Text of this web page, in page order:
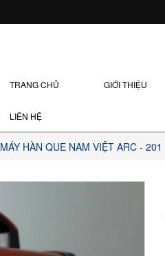
TRANG CHỦ GIỚI THIỆU
LIÊN HỆ
MÁY HÀN QUE NAM VIỆT ARC - 201